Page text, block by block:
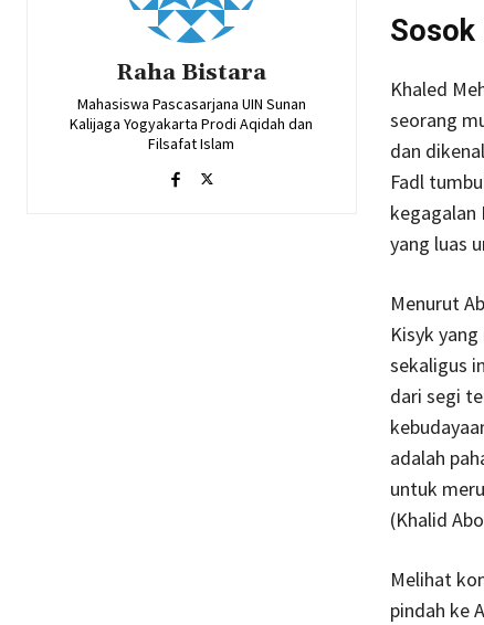
Raha Bistara
Mahasiswa Pascasarjana UIN Sunan
Kalijaga Yogyakarta Prodi Aqidah dan
Filsafat Islam
Sosok
Khaled
seorang
dan
Fadl
kegagalan
yang luas
Menurut
Kisyk
sekaligus
dari segi
adalah
untuk
(Khalid
Melihat
pindah ke